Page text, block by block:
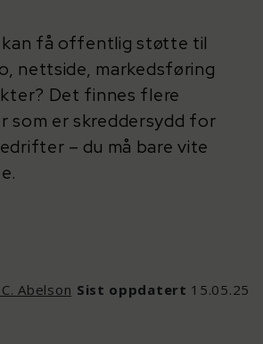
kan få offentlig støtte til
nettside, markedsføring
Det finnes flere
som er skreddersydd for
– du må bare vite
Abelson Sist oppdatert 15.05.25